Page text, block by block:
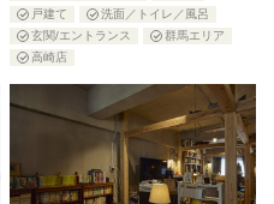
戸建て
洗面／トイレ／風呂
玄関/エントランス
群馬エリア
高崎店